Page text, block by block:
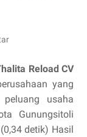
Reload CV
yang
usaha
Gunungsitoli
detik) Hasil